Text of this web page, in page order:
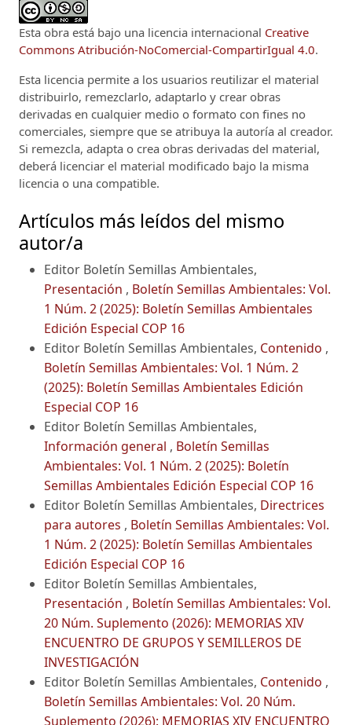
Esta obra está bajo una licencia internacional Creative
Commons Atribución-NoComercial-CompartirIgual 4.0.
Esta licencia permite a los usuarios reutilizar el material
distribuirlo, remezclarlo, adaptarlo y crear obras
derivadas en cualquier medio o formato con fines no
comerciales, siempre que se atribuya la autoría al creador.
Si remezcla, adapta o crea obras derivadas del material,
deberá licenciar el material modificado bajo la misma
licencia o una compatible.
Artículos más leídos del mismo
autor/a
Editor Boletín Semillas Ambientales,
Presentación , Boletín Semillas Ambientales: Vol.
1 Núm. 2 (2025): Boletín Semillas Ambientales
Edición Especial COP 16
Editor Boletín Semillas Ambientales, Contenido ,
Boletín Semillas Ambientales: Vol. 1 Núm. 2
(2025): Boletín Semillas Ambientales Edición
Especial COP 16
Editor Boletín Semillas Ambientales,
Información general , Boletín Semillas
Ambientales: Vol. 1 Núm. 2 (2025): Boletín
Semillas Ambientales Edición Especial COP 16
Editor Boletín Semillas Ambientales, Directrices
para autores , Boletín Semillas Ambientales: Vol.
1 Núm. 2 (2025): Boletín Semillas Ambientales
Edición Especial COP 16
Editor Boletín Semillas Ambientales,
Presentación , Boletín Semillas Ambientales: Vol.
20 Núm. Suplemento (2026): MEMORIAS XIV
ENCUENTRO DE GRUPOS Y SEMILLEROS DE
INVESTIGACIÓN
Editor Boletín Semillas Ambientales, Contenido ,
Boletín Semillas Ambientales: Vol. 20 Núm.
Suplemento (2026): MEMORIAS XIV ENCUENTRO